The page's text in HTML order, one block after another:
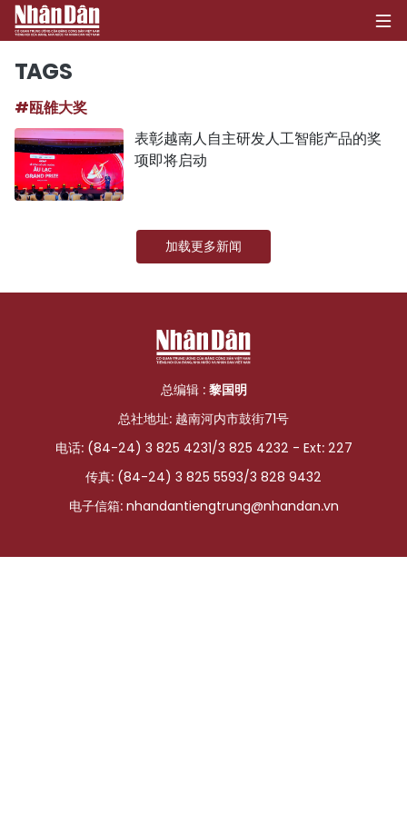
政治
社会
环保
文化
体育
国际
旅游
友谊桥梁
史海
TAGS
#瓯雒大奖
表彰越南人自主研发人工智能产品的奖
项即将启动
加载更多新闻
总编辑 : 黎国明
总社地址: 越南河内市鼓街71号
电话: (84-24) 3 825 4231/3 825 4232 - Ext: 227
传真: (84-24) 3 825 5593/3 828 9432
电子信箱: nhandantiengtrung@nhandan.vn